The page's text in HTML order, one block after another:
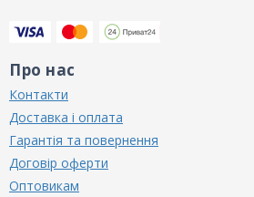
Про нас
Контакти
Доставка і оплата
Гарантія та повернення
Договір оферти
Оптовикам